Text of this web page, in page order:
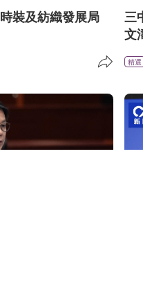
裝及紡織發展局
三
文
精選